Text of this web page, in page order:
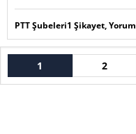
PTT Şubeleri1 Şikayet, Yorum
1 2